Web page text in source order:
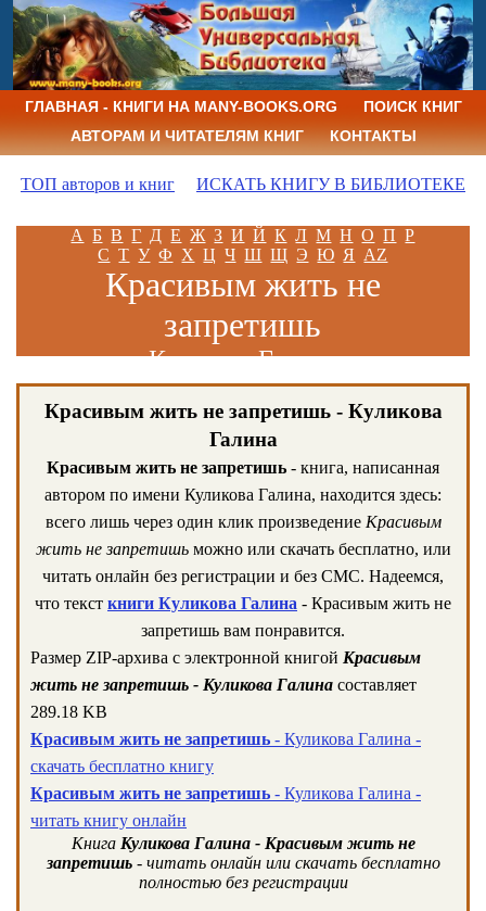
ГЛАВНАЯ - КНИГИ НА MANY-BOOKS.ORG
ПОИСК КНИГ
АВТОРАМ И ЧИТАТЕЛЯМ КНИГ
КОНТАКТЫ
ТОП авторов и книг ИСКАТЬ КНИГУ В БИБЛИОТЕКЕ
А Б В Г Д Е Ж З И Й К Л М Н О П Р
С Т У Ф Х Ц Ч Ш Щ Э Ю Я AZ
Красивым жить не
запретишь
Куликова Галина
Красивым жить не запретишь - Куликова
Галина
Красивым жить не запретишь - книга, написанная
автором по имени Куликова Галина, находится здесь:
всего лишь через один клик произведение Красивым
жить не запретишьможно или скачать бесплатно, или
читать онлайн без регистрации и без СМС. Надеемся,
что текст книги Куликова Галина - Красивым жить не
запретишь вам понравится.
Размер ZIP-архива c электронной книгой Красивым
жить не запретишь - Куликова Галина составляет
289.18 KB
Красивым жить не запретишь - Куликова Галина -
скачать бесплатно книгу
Красивым жить не запретишь - Куликова Галина -
читать книгу онлайн
Книга Куликова Галина - Красивым жить не
запретишь- читать онлайн или скачать бесплатно
полностью без регистрации